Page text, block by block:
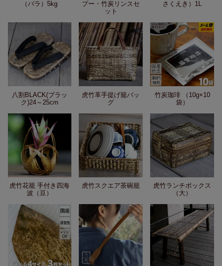
（バラ）5kg
プー・竹炭リンスセ
ット
さくえき）1L
八割BLACK(ブラッ
ク)24～25cm
虎竹革手提げ籠バッ
グ
竹炭珈琲 （10g×10
袋）
虎竹花籠 手付き四海
波（豆）
虎竹スクエア茶碗籠
虎竹ランチボックス
（大）